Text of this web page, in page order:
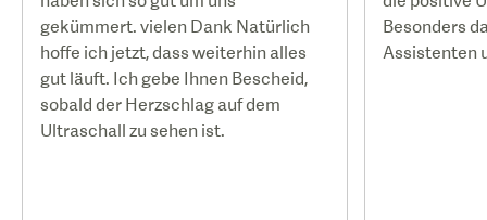
gekümmert. vielen Dank Natürlich
hoffe ich jetzt, dass weiterhin alles
gut läuft. Ich gebe Ihnen Bescheid,
sobald der Herzschlag auf dem
Ultraschall zu sehen ist.
Besonders
Assistenten